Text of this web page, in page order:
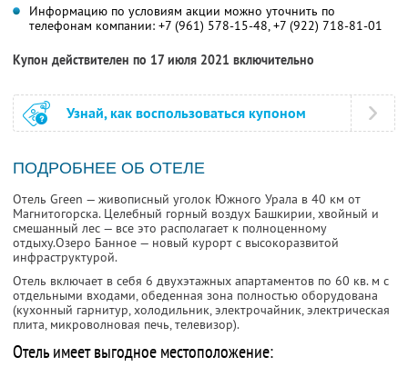
Информацию по условиям акции можно уточнить по
телефонам компании: +7 (961) 578-15-48, +7 (922) 718-81-01
Купон действителен по 17 июля 2021 включительно
Узнай, как воспользоваться купоном
ПОДРОБНЕЕ ОБ ОТЕЛЕ
Отель Green — живописный уголок Южного Урала в 40 км от
Магнитогорска. Целебный горный воздух Башкирии, хвойный и
смешанный лес — все это располагает к полноценному
отдыху.Озеро Бaннoе — новый курорт с высокоразвитой
инфраструктурой.
Отель включает в себя 6 двухэтажных апартаментов по 60 кв. м с
отдельными входами, обеденная зона полностью оборудована
(кухонный гарнитур, холодильник, электрочайник, электрическая
плита, микроволновая печь, телевизор).
Отель имеет выгодное местоположение: